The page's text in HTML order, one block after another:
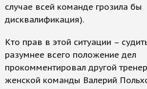
случае всей команде грозила бы
дисквалификация).
Кто прав в этой ситуации –
разумнее всего положение дел
прокомментировал другой
женской команды Валерий